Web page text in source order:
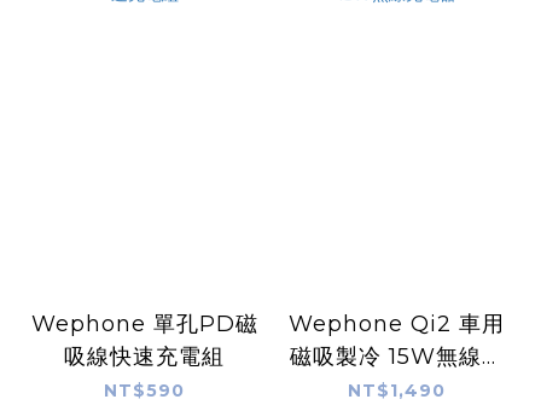
Wephone 單孔PD磁
吸線快速充電組
NT$590
Wephone Qi2 車用
磁吸製冷 15W無線充
電器
NT$1,490